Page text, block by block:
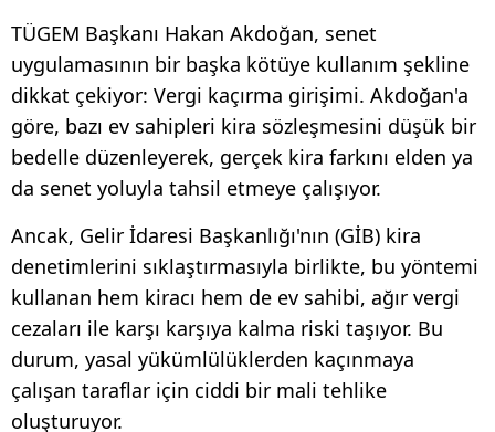
TÜGEM Başkanı Hakan Akdoğan, senet
uygulamasının bir başka kötüye kullanım şekline
dikkat çekiyor: Vergi kaçırma girişimi. Akdoğan'a
göre, bazı ev sahipleri kira sözleşmesini düşük bir
bedelle düzenleyerek, gerçek kira farkını elden ya
da senet yoluyla tahsil etmeye çalışıyor.
Ancak, Gelir İdaresi Başkanlığı'nın (GİB) kira
denetimlerini sıklaştırmasıyla birlikte, bu yöntemi
kullanan hem kiracı hem de ev sahibi, ağır vergi
cezaları ile karşı karşıya kalma riski taşıyor. Bu
durum, yasal yükümlülüklerden kaçınmaya
çalışan taraflar için ciddi bir mali tehlike
oluşturuyor. ​